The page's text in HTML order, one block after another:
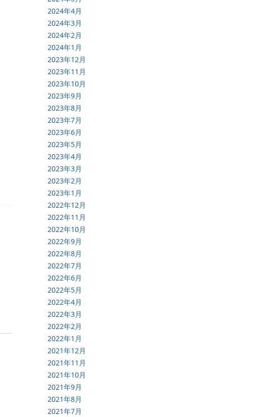
2024年4月
2024年3月
2024年2月
2024年1月
2023年12月
2023年11月
2023年10月
2023年9月
2023年8月
2023年7月
2023年6月
2023年5月
2023年4月
2023年3月
2023年2月
2023年1月
2022年12月
2022年11月
2022年10月
2022年9月
2022年8月
2022年7月
2022年6月
2022年5月
2022年4月
2022年3月
2022年2月
2022年1月
2021年12月
2021年11月
2021年10月
2021年9月
2021年8月
2021年7月